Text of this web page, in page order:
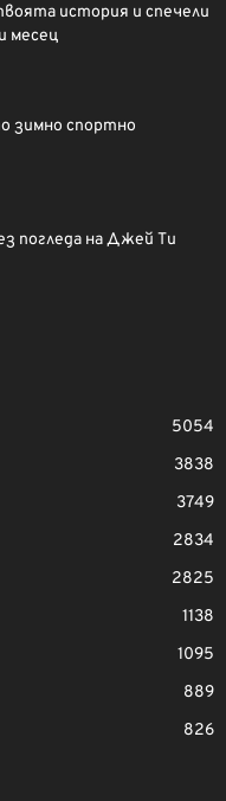
история и спечели
месец
зимно спортно
погледа на Джей Ти
5054
3838
3749
2834
2825
1138
1095
889
826